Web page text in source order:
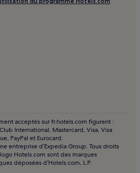
acceptés sur fr.hotels.com figurent :
International, Mastercard, Visa, Visa
PayPal et Eurocard.
entreprise d’Expedia Group. Tous droits
Hotels.com sont des marques
déposées d’Hotels.com, L.P.